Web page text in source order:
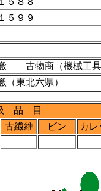
５９９
搬 古物商（機械工
（東北六県）
品 目
古繊維 ビン
カレ